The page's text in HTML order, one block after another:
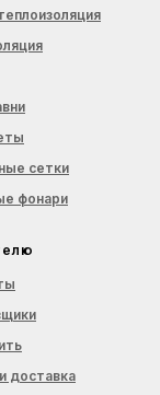
сетки
фонари
доставка